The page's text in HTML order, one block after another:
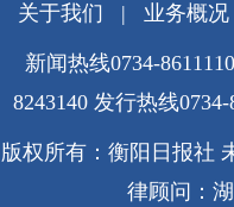
关于我们 | 业务概况
新闻热线0734-
8243140 发行热线0734-
版权所有：衡阳日报社
律顾问：